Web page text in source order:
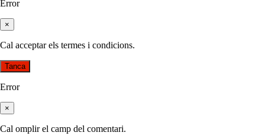
Error
×
Cal acceptar els termes i condicions.
Tanca
Error
×
Cal omplir el camp del comentari.